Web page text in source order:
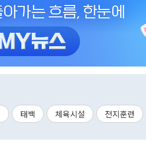
태백 체육시설 전지훈련